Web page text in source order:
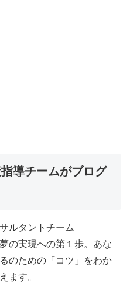
導チームがブログ
ルタントチーム
の実現への第１歩。あな
のための「コツ」をわか
ます。